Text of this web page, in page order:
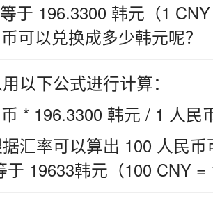
于 196.3300 韩元（1
可以兑换成多少韩元呢？
以下公式进行计算：
* 196.3300 韩元 / 1 人民
汇率可以算出 100 人民
于 19633韩元（100 CNY =